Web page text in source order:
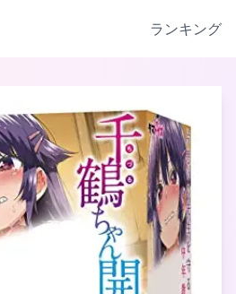
ランキング